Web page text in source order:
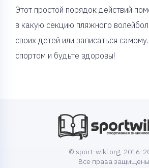
Этот простой порядок действий
в какую секцию пляжного
своих детей или записаться
спортом и будьте здоровы!
© sport-wiki.org, 2016-
Все права защищены